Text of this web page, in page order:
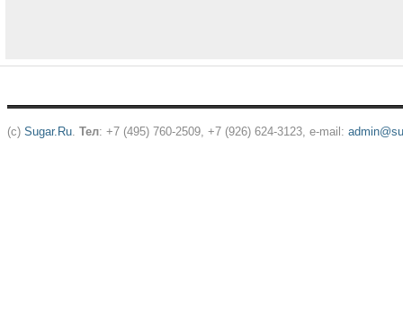
(c) Sugar.Ru. Тел: +7 (495) 760-2509, +7 (926) 624-3123, e-mail: